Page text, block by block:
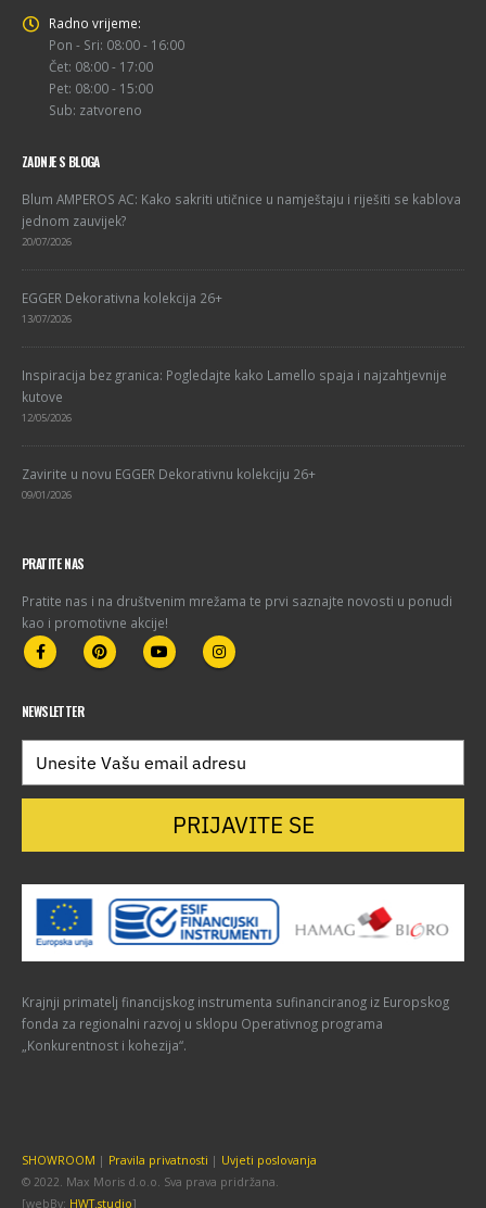
Radno vrijeme:
Pon - Sri: 08:00 - 16:00
Čet: 08:00 - 17:00
Pet: 08:00 - 15:00
Sub: zatvoreno
ZADNJE S BLOGA
Blum AMPEROS AC: Kako sakriti utičnice u namještaju i riješiti se kablova
jednom zauvijek?
20/07/2026
EGGER Dekorativna kolekcija 26+
13/07/2026
Inspiracija bez granica: Pogledajte kako Lamello spaja i najzahtjevnije
kutove
12/05/2026
Zavirite u novu EGGER Dekorativnu kolekciju 26+
09/01/2026
PRATITE NAS
Pratite nas i na društvenim mrežama te prvi saznajte novosti u ponudi
kao i promotivne akcije!
NEWSLETTER
PRIJAVITE SE
Krajnji primatelj financijskog instrumenta sufinanciranog iz Europskog
fonda za regionalni razvoj u sklopu Operativnog programa
„Konkurentnost i kohezija“.
SHOWROOM | Pravila privatnosti | Uvjeti poslovanja
© 2022. Max Moris d.o.o. Sva prava pridržana.
[webBy: HWT.studio]